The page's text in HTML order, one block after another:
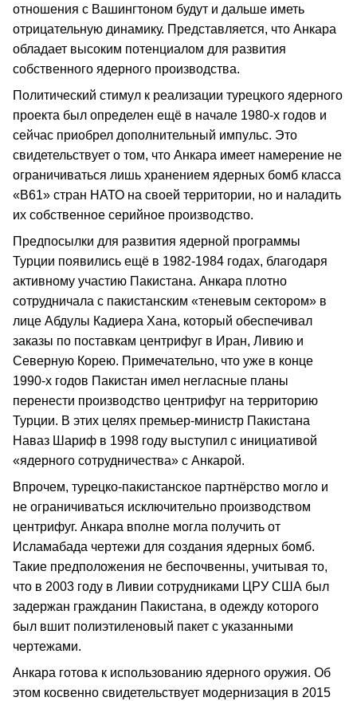
отношения с Вашингтоном будут и дальше иметь
отрицательную динамику. Представляется, что Анкара
обладает высоким потенциалом для развития
собственного ядерного производства.
Политический стимул к реализации турецкого ядерного
проекта был определен ещё в начале 1980-х годов и
сейчас приобрел дополнительный импульс. Это
свидетельствует о том, что Анкара имеет намерение не
ограничиваться лишь хранением ядерных бомб класса
«B61» стран НАТО на своей территории, но и наладить
их собственное серийное производство.
Предпосылки для развития ядерной программы
Турции появились ещё в 1982-1984 годах, благодаря
активному участию Пакистана. Анкара плотно
сотрудничала с пакистанским «теневым сектором» в
лице Абдулы Кадиера Хана, который обеспечивал
заказы по поставкам центрифуг в Иран, Ливию и
Северную Корею. Примечательно, что уже в конце
1990-х годов Пакистан имел негласные планы
перенести производство центрифуг на территорию
Турции. В этих целях премьер-министр Пакистана
Наваз Шариф в 1998 году выступил с инициативой
«ядерного сотрудничества» с Анкарой.
Впрочем, турецко-пакистанское партнёрство могло и
не ограничиваться исключительно производством
центрифуг. Анкара вполне могла получить от
Исламабада чертежи для создания ядерных бомб.
Такие предположения не беспочвенны, учитывая то,
что в 2003 году в Ливии сотрудниками ЦРУ США был
задержан гражданин Пакистана, в одежду которого
был вшит полиэтиленовый пакет с указанными
чертежами.
Анкара готова к использованию ядерного оружия. Об
этом косвенно свидетельствует модернизация в 2015